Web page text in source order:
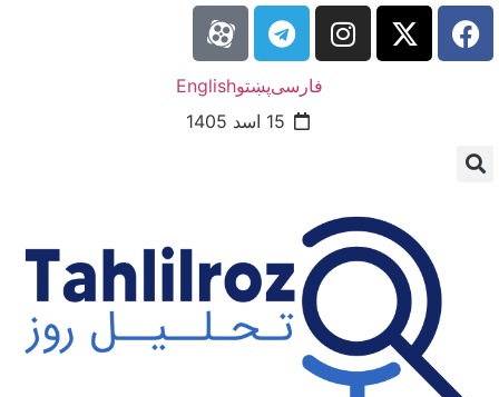
فارسیپښتوEnglish
15 اسد 1405